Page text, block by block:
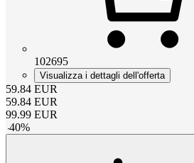
102695
Visualizza i dettagli dell'offerta
59.84 EUR
59.84 EUR
99.99 EUR
-40%